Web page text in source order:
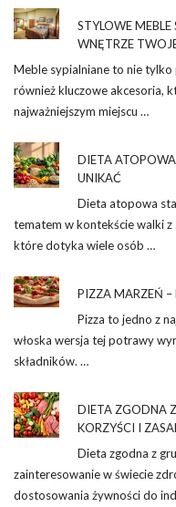
STYLOWE
WNĘTRZE
Meble sypialniane to nie
również kluczowe akcesoria,
najważniejszym miejscu …
DIETA ATOPOWA
UNIKAĆ
Dieta atopowa
tematem w kontekście walki
które dotyka wiele osób …
PIZZA MARZEŃ –
Pizza to jedno z
włoska wersja tej potrawy
składników. …
DIETA ZGODNA
KORZYŚCI I
Dieta zgodna z
zainteresowanie w świecie
dostosowania żywności do